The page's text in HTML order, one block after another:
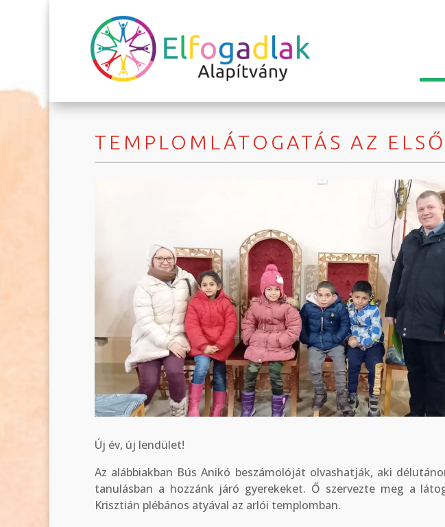
TEMPLOMLÁTOGATÁS AZ
Új év, új lendület!
Az alábbiakban Bús Anikó beszámolóját olvashatják, aki
tanulásban a hozzánk járó gyerekeket. Ő szervezte meg a
Krisztián plébános atyával az arlói templomban.